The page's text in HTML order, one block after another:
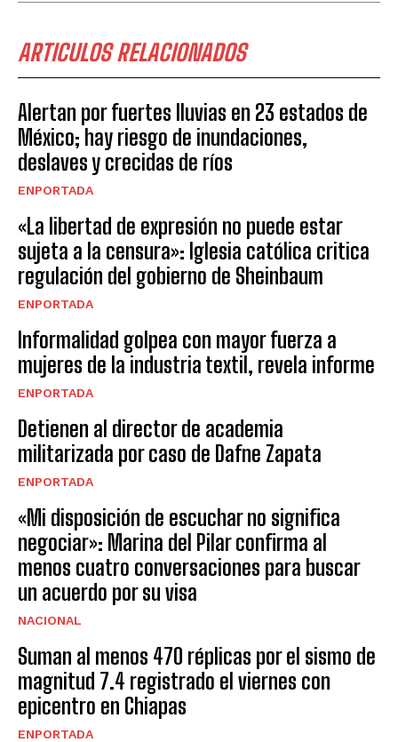
ARTICULOS RELACIONADOS
Alertan por fuertes lluvias en 23 estados de
México; hay riesgo de inundaciones,
deslaves y crecidas de ríos
ENPORTADA
«La libertad de expresión no puede estar
sujeta a la censura»: Iglesia católica critica
regulación del gobierno de Sheinbaum
ENPORTADA
Informalidad golpea con mayor fuerza a
mujeres de la industria textil, revela informe
ENPORTADA
Detienen al director de academia
militarizada por caso de Dafne Zapata
ENPORTADA
«Mi disposición de escuchar no significa
negociar»: Marina del Pilar confirma al
menos cuatro conversaciones para buscar
un acuerdo por su visa
NACIONAL
Suman al menos 470 réplicas por el sismo de
magnitud 7.4 registrado el viernes con
epicentro en Chiapas
ENPORTADA